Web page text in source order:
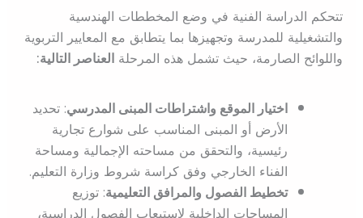
تتحكم الدراسة الفنية في وضع المخططات الهندسية
والتشغيلية للمدرسة وتجهيزها بما يتطابق مع المعايير التربوية
واللوائح الصارمة، حيث تشمل هذه المرحلة العناصر التالية:
اختيار الموقع واشتراطات المبنى المدرسي: تحديد
الأرض أو المبنى المناسب على شوارع تجارية
رئيسية، والتحقق من مساحته الإجمالية ومساحة
الفناء الخارجي وفق كراسة شروط وزارة التعليم.
تخطيط الفصول والمرافق التعليمية: توزيع
المساحات الداخلية لاستيعاب الفصول الدراسية،